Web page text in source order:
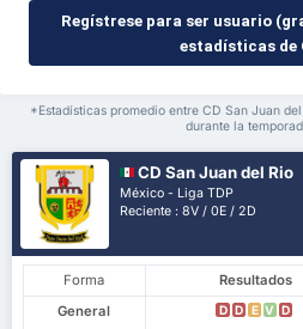
Regístrese para ser usuario
estadísticas de
*Estadísticas promedio entre CD San Juan
durante la
CD San Juan del Rio
México - Liga TDP
Reciente : 8V / 0E / 2D
Forma Resultados
General
D D E V D